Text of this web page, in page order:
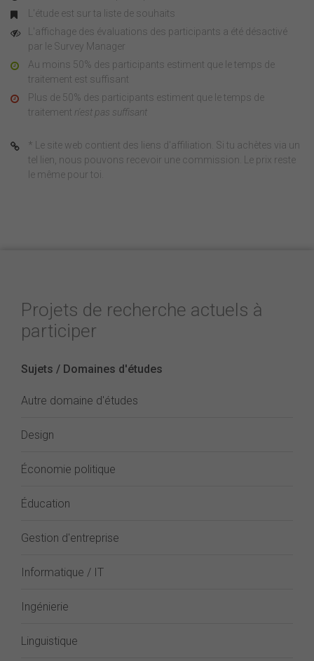
L'étude est sur ta liste de souhaits
L'affichage des évaluations des participants a été désactivé
par le Survey Manager
Au moins 50% des participants estiment que le temps de
traitement est suffisant
Plus de 50% des participants estiment que le temps de
traitement n'est pas suffisant
* Le site web contient des liens d'affiliation. Si tu achètes via un
tel lien, nous pouvons recevoir une commission. Le prix reste
le même pour toi.
Projets de recherche actuels à
participer
Sujets / Domaines d'études
Autre domaine d'études
Design
Économie politique
Éducation
Gestion d'entreprise
Informatique / IT
Ingénierie
Linguistique